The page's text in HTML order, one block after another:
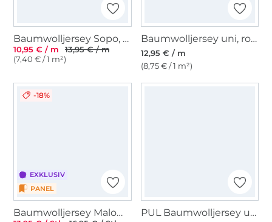
Baumwolljersey Sopo, hellgrün
10,95 € / m
13,95 € / m
(7,40 € / 1 m²)
Baumwolljersey uni, rosa
12,95 € / m
(8,75 € / 1 m²)
EXKLUSIV
PANEL
-18%
Baumwolljersey Malomi Panel Graffiti Pow How, türkis 145 x 80 cm PUL Baumwolljersey uni, weiß